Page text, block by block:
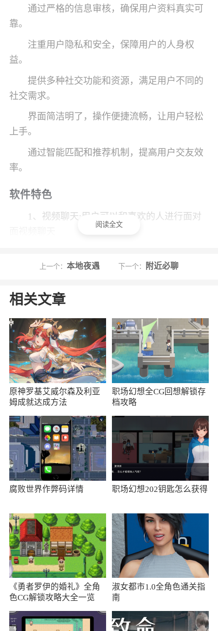
通过严格的信息审核，确保用户资料真实可
靠。
注重用户隐私和安全，保障用户的人身权
益。
提供多种社交功能和资源，满足用户不同的
社交需求。
界面简洁明了，操作便捷流畅，让用户轻松
上手。
通过智能匹配和推荐机制，提高用户交友效
率。
软件特色
1、视频聊天:用户可以和喜欢的人进行面对
点赞之交开始吧
喜悦烦恼，和心仪的TA一起秀恩爱，互动交友，
俘获她的芳心！也可以默默关注TA的动态，了解
TA的喜好，然后给TA不一样的惊喜
4、高效回复：建立在众多用户的基础上，您
的每一句倾诉，都会得到闪电回复
小编评价
1、夜遇，同城视频聊天，发现更多单身对
象，一键匹配，轻松交流，在线约会交友，轻松
脱单，聊天交友更高效、更省心，享受更多交友
乐趣
2、夜遇实时更新推荐和动态，支持多样聊天
随时查看附近在线的人，选择海量陪聊，无需担
心没人陪
3、为用户打造了一个绿色、安全、友好的交
友环境。无论是寻找新朋友，还是寻找恋爱对
象，夜遇都能提供丰富的功能和资源，帮助用户
轻松实现社交目标
更新日志
阅读全文
上一个： 本地夜遇 下一个： 附近必聊
相关文章
原神罗基艾威尔森及利亚
姆成就达成方法
职场幻想全CG回想解锁存
档攻略
腐败世界作弊码详情 职场幻想202钥匙怎么获得
《勇者罗伊的婚礼》全角
色CG解锁攻略大全一览
淑女都市1.0全角色通关指
南